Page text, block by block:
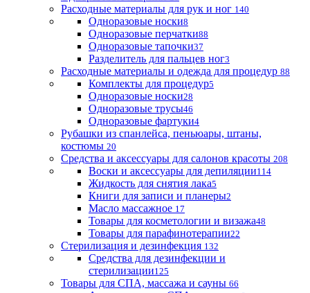
Расходные материалы для рук и ног 140
Одноразовые носки8
Одноразовые перчатки88
Одноразовые тапочки37
Разделитель для пальцев ног3
Расходные материалы и одежда для процедур 88
Комплекты для процедур5
Одноразовые носки28
Одноразовые трусы46
Одноразовые фартуки4
Рубашки из спанлейса, пеньюары, штаны,
костюмы 20
Средства и аксессуары для салонов красоты 208
Воски и аксессуары для депиляции114
Жидкость для снятия лака5
Книги для записи и планеры2
Масло массажное 17
Товары для косметологии и визажа48
Товары для парафинотерапии22
Стерилизация и дезинфекция 132
Средства для дезинфекции и
стерилизации125
Товары для СПА, массажа и сауны 66